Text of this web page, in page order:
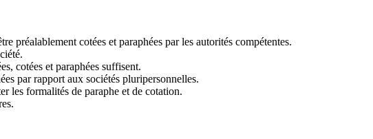
préalablement cotées et paraphées par les autorités compétentes.
cotées et paraphées suffisent.
par rapport aux sociétés pluripersonnelles.
les formalités de paraphe et de cotation.